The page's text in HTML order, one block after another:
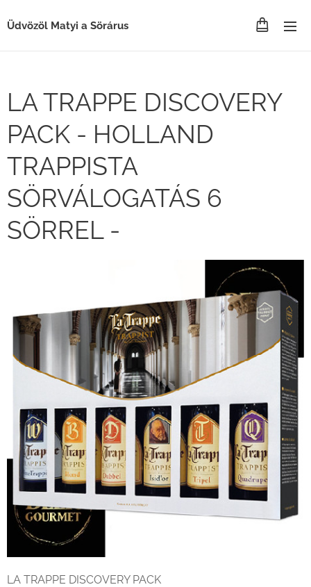
Üdvözöl Matyi a Sörárus
LA TRAPPE DISCOVERY
PACK - HOLLAND
TRAPPISTA
SÖRVÁLOGATÁS 6
SÖRREL -
LA TRAPPE DISCOVERY PACK